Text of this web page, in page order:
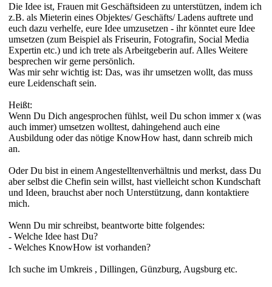
Die Idee ist, Frauen mit Geschäftsideen zu unterstützen, indem ich
z.B. als Mieterin eines Objektes/ Geschäfts/ Ladens auftrete und
euch dazu verhelfe, eure Idee umzusetzen - ihr könntet eure Idee
umsetzen (zum Beispiel als Friseurin, Fotografin, Social Media
Expertin etc.) und ich trete als Arbeitgeberin auf. Alles Weitere
besprechen wir gerne persönlich.
Was mir sehr wichtig ist: Das, was ihr umsetzen wollt, das muss
eure Leidenschaft sein.
Heißt:
Wenn Du Dich angesprochen fühlst, weil Du schon immer x (was
auch immer) umsetzen wolltest, dahingehend auch eine
Ausbildung oder das nötige KnowHow hast, dann schreib mich
an.
Oder Du bist in einem Angestelltenverhältnis und merkst, dass Du
aber selbst die Chefin sein willst, hast vielleicht schon Kundschaft
und Ideen, brauchst aber noch Unterstützung, dann kontaktiere
mich.
Wenn Du mir schreibst, beantworte bitte folgendes:
- Welche Idee hast Du?
- Welches KnowHow ist vorhanden?
Ich suche im Umkreis , Dillingen, Günzburg, Augsburg etc.